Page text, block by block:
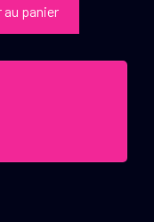
au panier